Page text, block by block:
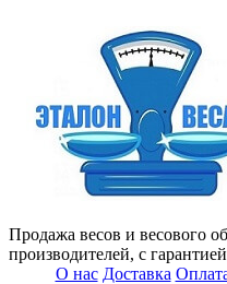
Продажа весов и весового
производителей, с
О нас Доставка